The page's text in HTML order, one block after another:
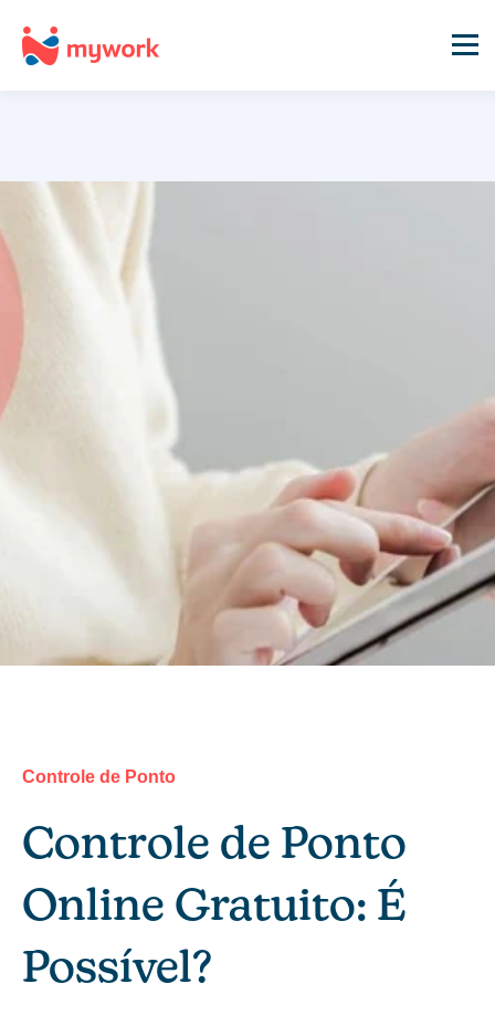
Controle de Ponto
Controle de Ponto
Online Gratuito: É
Possível?